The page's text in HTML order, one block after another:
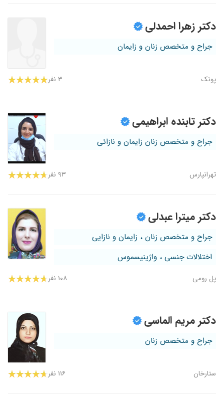
دکتر زهرا احمدلی
جراح و متخصص زنان و زایمان
پونک ۳ نفر
دکتر تابنده ابراهیمی
جراح و متخصص زنان زایمان و نازائی
تهرانپارس ۹۳ نفر
دکتر میترا عبدلی
جراح و متخصص زنان ، زایمان و نازایی
اختلالات جنسی ، واژینیسموس
پل رومی ۱۰۸ نفر
دکتر مریم الماسی
جراح و متخصص زنان
ستارخان ۱۱۶ نفر